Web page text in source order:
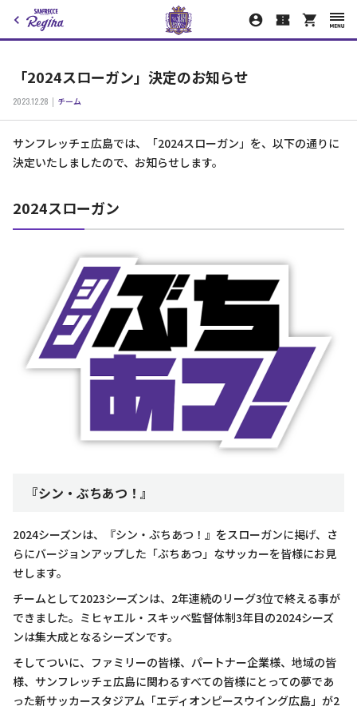
「2024スローガン」決定のお知らせ
2023.12.28 チーム
サンフレッチェ広島では、「2024スローガン」を、以下の通りに
決定いたしましたので、お知らせします。
2024スローガン
『シン・ぶちあつ！』
2024シーズンは、『シン・ぶちあつ！』をスローガンに掲げ、さ
らにバージョンアップした「ぶちあつ」なサッカーを皆様にお見
せします。
チームとして2023シーズンは、2年連続のリーグ3位で終える事が
できました。ミヒャエル・スキッベ監督体制3年目の2024シーズ
ンは集大成となるシーズンです。
そしてついに、ファミリーの皆様、パートナー企業様、地域の皆
様、サンフレッチェ広島に関わるすべての皆様にとっての夢であ
った新サッカースタジアム「エディオンピースウイング広島」が2